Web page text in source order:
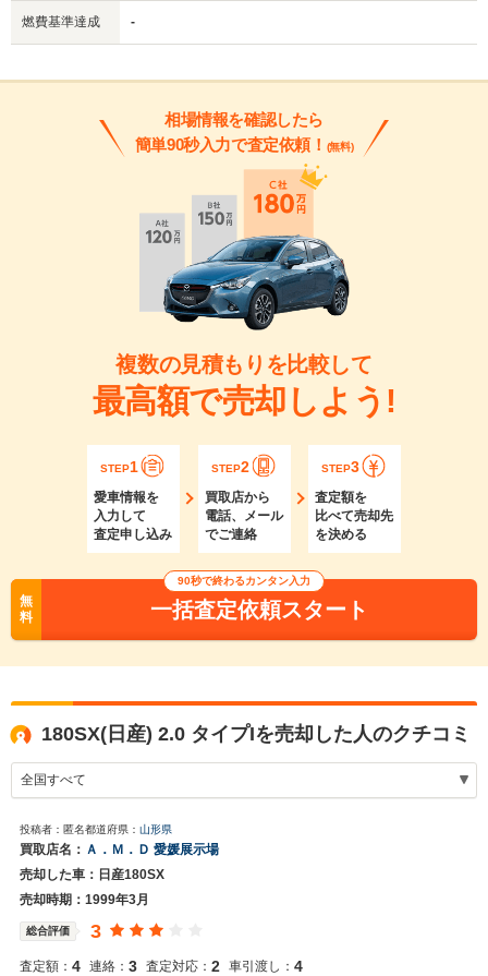
燃費基準達成 -
相場情報を確認したら
簡単90秒入力で査定依頼！ (無料)
複数の見積もりを比較して
最高額で売却しよう!
STEP1
愛車情報を
入力して
査定申し込み
STEP2
買取店から
電話、メール
でご連絡
STEP3
査定額を
比べて売却先
を決める
無
料
90秒で終わるカンタン入力
一括査定依頼スタート
180SX(日産) 2.0 タイプIを売却した人のクチコミ
投稿者：匿名都道府県： 山形県
買取店名： Ａ．Ｍ．Ｄ 愛媛展示場
売却した車：日産180SX
売却時期：1999年3月
総合評価 3
査定額： 4 連絡： 3 査定対応： 2 車引渡し： 4